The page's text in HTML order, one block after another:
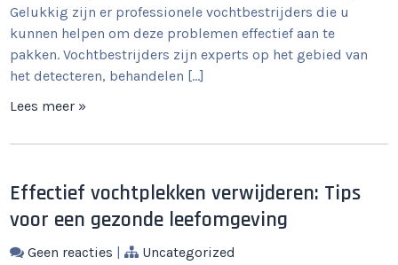
Gelukkig zijn er professionele vochtbestrijders die u
kunnen helpen om deze problemen effectief aan te
pakken. Vochtbestrijders zijn experts op het gebied van
het detecteren, behandelen […]
Lees meer »
Effectief vochtplekken verwijderen: Tips
voor een gezonde leefomgeving
Geen reacties |
Uncategorized